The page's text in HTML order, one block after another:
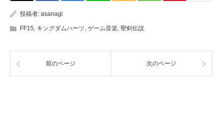
投稿者: asanagi
FF15, キングダムハーツ, ゲーム音楽, 聖剣伝説
前のページ 次のページ